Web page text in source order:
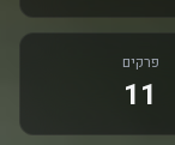
פרקים
11